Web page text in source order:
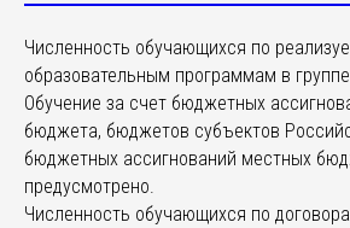
Численность обучающихся по
образовательным программам в
Обучение за счет бюджетных
бюджета, бюджетов субъектов
бюджетных ассигнований местных
предусмотрено.
Численность обучающихся по